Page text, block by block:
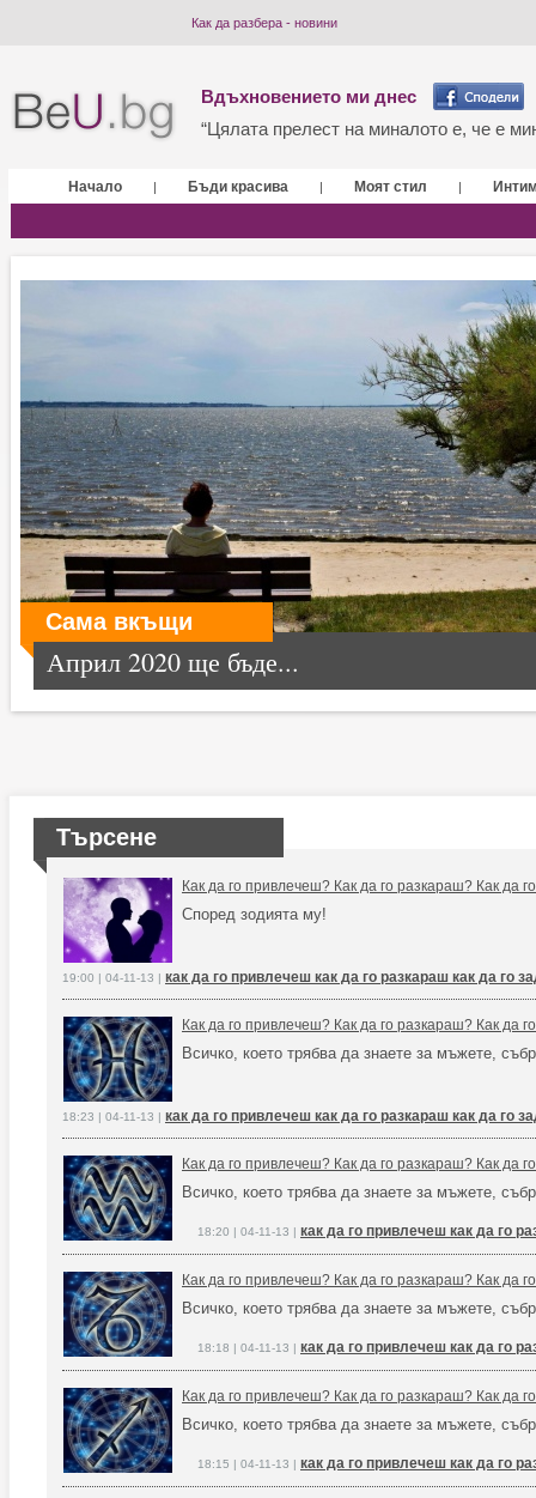
Как да разбера - новини
Вдъхновението ми днес
“Цялата прелест на миналото е, че е
Начало | Бъди красива | Моят стил |
Сама вкъщи
Април 2020 ще бъде...
Търсене
Как да го привлечеш? Как да го разкараш? Как да
Според зодията му!
19:00 | 04-11-13 | как да го привлечеш как да го разкараш как да го
Как да го привлечеш? Как да го разкараш? Как да
Всичко, което трябва да знаете за мъжете,
18:23 | 04-11-13 | как да го привлечеш как да го разкараш как да го
Как да го привлечеш? Как да го разкараш? Как да
Всичко, което трябва да знаете за мъжете,
18:20 | 04-11-13 | как да го привлечеш как да го
Как да го привлечеш? Как да го разкараш? Как да
Всичко, което трябва да знаете за мъжете,
18:18 | 04-11-13 | как да го привлечеш как да го
Как да го привлечеш? Как да го разкараш? Как да
Всичко, което трябва да знаете за мъжете,
18:15 | 04-11-13 | как да го привлечеш как да го